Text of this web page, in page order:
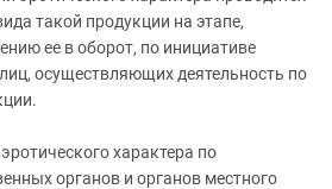
такой продукции на этапе,
ее в оборот, по инициативе
осуществляющих деятельность по
характера по
органов и органов местного